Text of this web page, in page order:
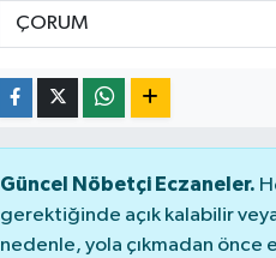
Güncel Nöbetçi Eczaneler.
gerektiğinde açık kalabilir
nedenle, yola çıkmadan önce